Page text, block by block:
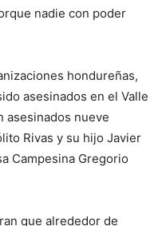
nadie con poder
hondureñas,
asesinados en el Valle
asesinados nueve
Rivas y su hijo Javier
Campesina Gregorio
que alrededor de